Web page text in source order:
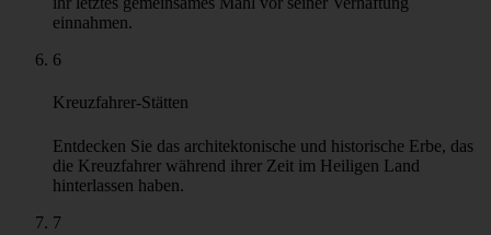
Der "Leidensweg", der Weg, den Jesus auf seinem Weg zur
gekennzeichnet ist.
4
Berg Zion
Ein bedeutender Hügel außerhalb der alten Stadtmauern, auf
befinden.